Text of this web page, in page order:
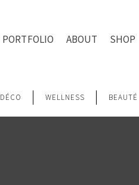
PORTFOLIO ABOUT SHOP
DÉCO WELLNESS BEAUTÉ